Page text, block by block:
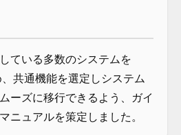
ている多数のシステムを
共通機能を選定しシステム
ーズに移行できるよう、ガイ
ニュアルを策定しました。